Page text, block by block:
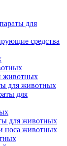
для
средства
животных
для животных
для
для животных
носа животных